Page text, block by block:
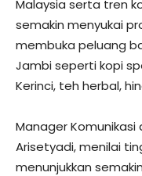
Malaysia serta tren
semakin menyukai
membuka peluang
Jambi seperti kopi
Kerinci, teh herbal,
Manager Komunikasi
Arisetyadi, menilai
menunjukkan